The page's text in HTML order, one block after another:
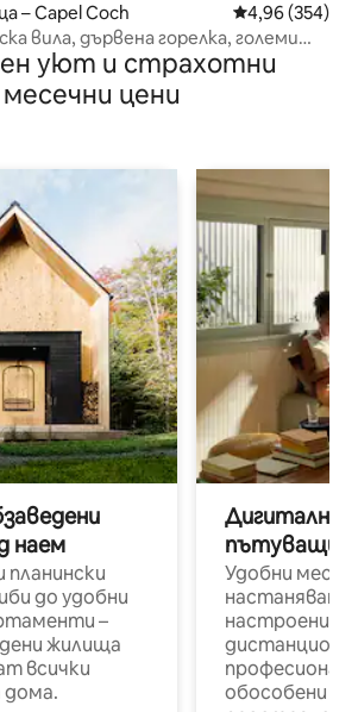
– Capel Coch Средна
4,96 (354)
вила, дървена горелка, големи
уют и страхотни
месечни цени
наем
до удобни
–
жилища
всички
дома.
Дигитални
пътуващи
Удобни
настаняване
настроени и
обособени